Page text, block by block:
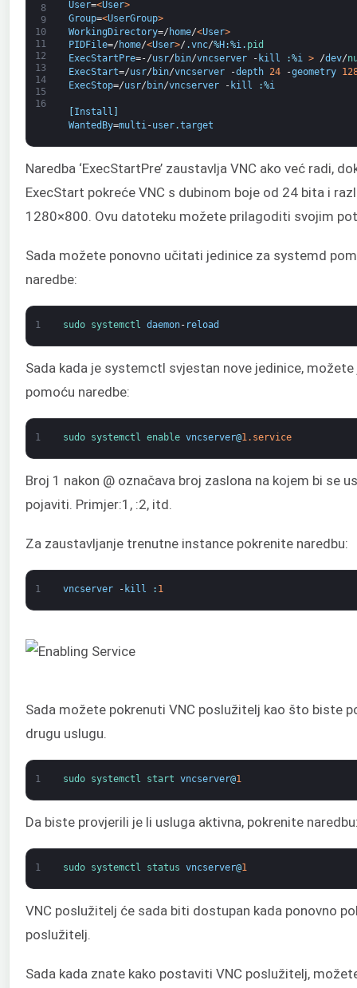
8
9
10
11
12
13
14
15
16
User=<User>
Group=<UserGroup>
WorkingDirectory=/ home/<User>
PIDFile=/ home/<User>/ .vnc/%H :%i. pid
ExecStartPre=-/usr/ bin/vncserver - kill :%i > /dev/
ExecStart=/usr/ bin/vncserver -depth 24 -geometry
ExecStop=/usr/ bin/vncserver - kill :%i
Install
WantedBy=multi-user.target
Naredba ‘ExecStartPre’ zaustavlja VNC ako već radi,
ExecStart pokreće VNC s dubinom boje od 24 bita i
1280×800. Ovu datoteku možete prilagoditi svojim
Sada možete ponovno učitati jedinice za systemd
naredbe:
1 sudo systemctl daemon- reload
Sada kada je systemctl svjestan nove jedinice,
pomoću naredbe:
1 sudo systemctl enable vncserver@1.service
Broj 1 nakon @ označava broj zaslona na kojem bi se
pojaviti. Primjer:1, :2, itd.
Za zaustavljanje trenutne instance pokrenite naredbu:
1 vncserver - kill : 1
Sada možete pokrenuti VNC poslužitelj kao što biste
drugu uslugu.
1 sudo systemctl start vncserver@1
Da biste provjerili je li usluga aktivna, pokrenite
1 sudo systemctl status vncserver@1
VNC poslužitelj će sada biti dostupan kada ponovno
poslužitelj.
Sada kada znate kako postaviti VNC poslužitelj,